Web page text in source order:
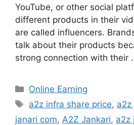
YouTube, or other social
different products in their
are called influencers.
talk about their products
strong connection with their
Categories
Online Earning
Tags
a2z infra share price, a2z
janari com, A2Z Jankari, a2z